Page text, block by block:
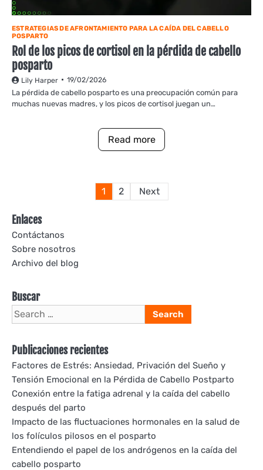
ESTRATEGIAS DE AFRONTAMIENTO PARA LA CAÍDA DEL CABELLO
POSPARTO
Rol de los picos de cortisol en la pérdida de cabello
posparto
Lily Harper 19/02/2026
La pérdida de cabello posparto es una preocupación común para
muchas nuevas madres, y los picos de cortisol juegan un…
Read more
Posts
1 2 Next
Enlaces
Contáctanos
Sobre nosotros
Archivo del blog
Buscar
Search
for:
Publicaciones recientes
Factores de Estrés: Ansiedad, Privación del Sueño y
Tensión Emocional en la Pérdida de Cabello Postparto
Conexión entre la fatiga adrenal y la caída del cabello
después del parto
Impacto de las fluctuaciones hormonales en la salud de
los folículos pilosos en el posparto
Entendiendo el papel de los andrógenos en la caída del
cabello posparto